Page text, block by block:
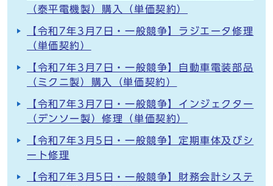
（泰平電機製）購入（単価契約）
【令和7年3月7日・一般競争】ラジエータ修理
（単価契約）
【令和7年3月7日・一般競争】自動車電装部品
（ミクニ製）購入（単価契約）
【令和7年3月7日・一般競争】インジェクター
（デンソー製）修理（単価契約）
【令和7年3月5日・一般競争】定期車体及びシ
ート修理
【令和7年3月5日・一般競争】財務会計システ